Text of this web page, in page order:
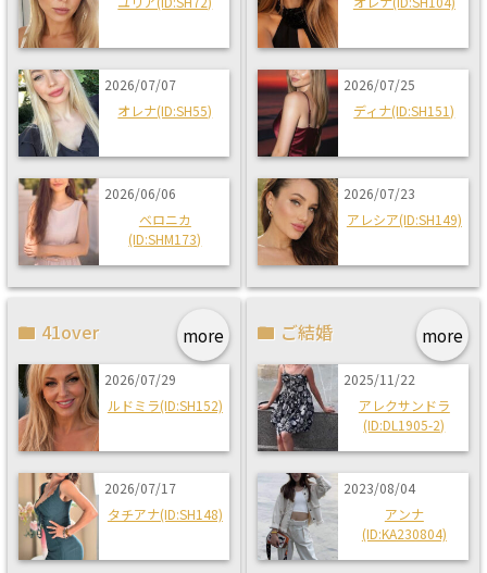
2026/07/07
オレナ(ID:SH55)
2026/06/06
ベロニカ
(ID:SHM173)
2026/07/25
ディナ(ID:SH151)
2026/07/23
アレシア(ID:SH149)
more
41over
2026/07/29
ルドミラ(ID:SH152)
2026/07/17
タチアナ(ID:SH148)
more
ご結婚
2025/11/22
アレクサンドラ
(ID:DL1905-2)
2023/08/04
アンナ
(ID:KA230804)